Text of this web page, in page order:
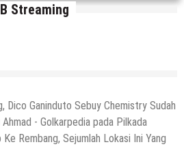
Streaming
Dico Ganinduto Sebuy Chemistry Sudah
- Golkarpedia pada Pilkada
Rembang, Sejumlah Lokasi Ini Yang